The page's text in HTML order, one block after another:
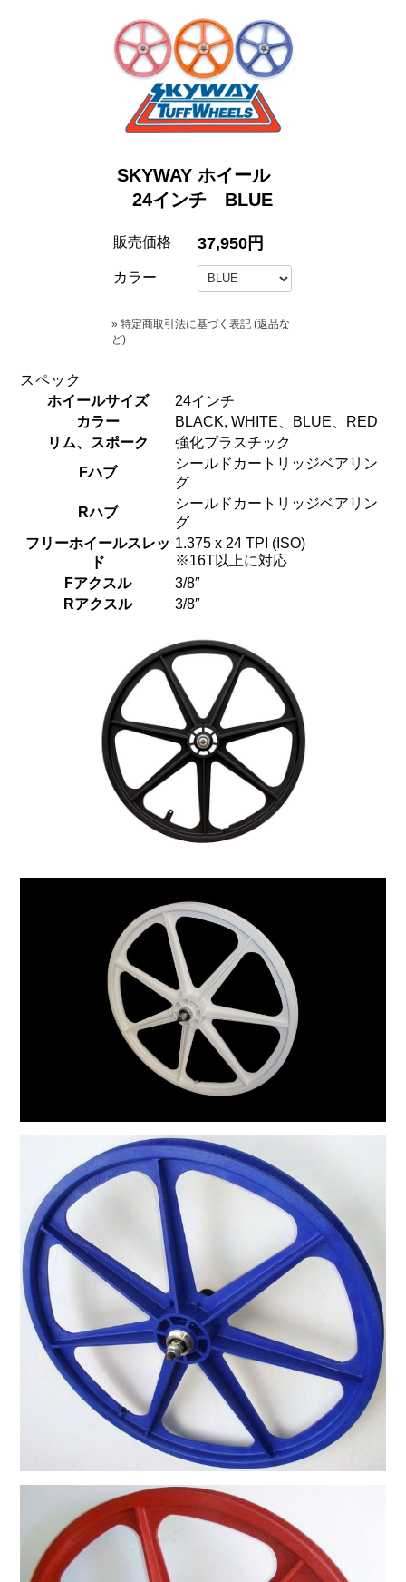
SKYWAY ホイール
24インチ BLUE
販売価格 37,950円
カラー
» 特定商取引法に基づく表記 (返品な
ど)
スペック
ホイールサイズ
24インチ
カラー
BLACK, WHITE、BLUE、RED
リム、スポーク
強化プラスチック
Fハブ
シールドカートリッジベアリン
グ
Rハブ
シールドカートリッジベアリン
グ
フリーホイールスレッ
ド
1.375 x 24 TPI (ISO)
※16T以上に対応
Fアクスル
3/8″
Rアクスル
3/8″